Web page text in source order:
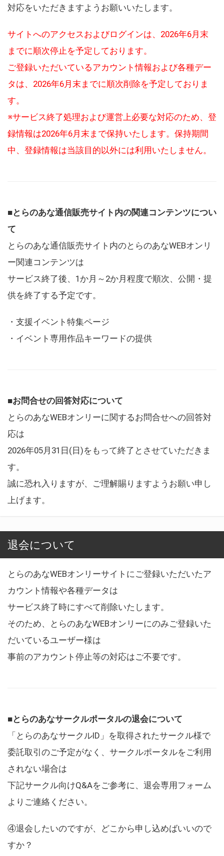
対応をいただきますようお願いいたします。
サイトへのアクセスおよびログインは、2026年6月末
までに順次停止を予定しております。
ご登録いただいているアカウント情報および各種デー
タは、2026年6月末までに順次削除を予定しておりま
す。
※サービス終了処理および運営上必要な対応のため、登
録情報は2026年6月末まで保持いたします。保持期間
中、登録情報は当該目的以外には利用いたしません。
■とらのあな通信販売サイト内の関連コンテンツについ
て
とらのあな通信販売サイト内のとらのあなWEBオンリ
ー関連コンテンツは
サービス終了後、1か月～2か月程度で順次、公開・提
供を終了する予定です。
・支援イベント特集ページ
・イベント専用作品キーワードの提供
■お問合せの回答対応について
とらのあなWEBオンリーに関するお問合せへの回答対
応は
2026年05月31日(日)をもって終了とさせていただきま
す。
誠に恐れ入りますが、ご理解賜りますようお願い申し
上げます。
退会について
とらのあなWEBオンリーサイトにご登録いただいたア
カウント情報や各種データは
サービス終了時にすべて削除いたします。
そのため、とらのあなWEBオンリーにのみご登録いた
だいているユーザー様は
事前のアカウント停止等の対応はご不要です。
■とらのあなサークルポータルの退会について
「とらのあなサークルID」を取得されたサークル様で
委託取引のご予定がなく、サークルポータルをご利用
されない場合は
下記サークル向けQ&Aをご参考に、退会専用フォーム
よりご連絡ください。
④退会したいのですが、どこから申し込めばいいので
すか？